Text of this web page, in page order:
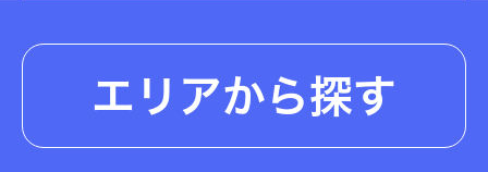
エリアから探す